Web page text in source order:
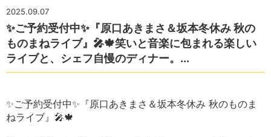
2025.09.07
✨ご予約受付中✨『原口あきまさ＆坂本冬休み 秋の
ものまねライブ』🎤🍁笑いと音楽に包まれる楽しい
ライブと、シェフ自慢のディナー。...
✨ご予約受付中✨『原口あきまさ＆坂本冬休み 秋のものま
ねライブ』🎤🍁